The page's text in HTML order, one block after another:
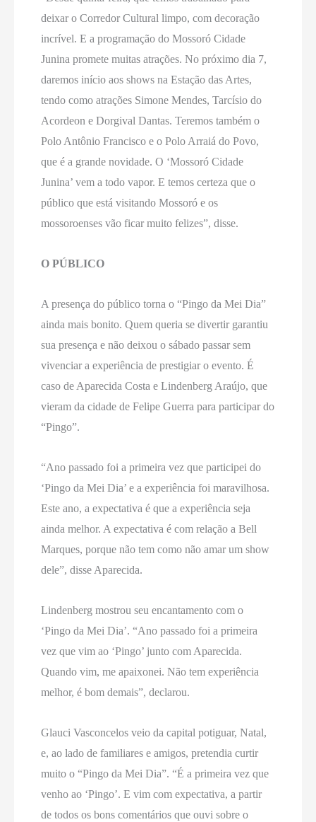
deixar o Corredor Cultural limpo, com decoração
incrível. E a programação do Mossoró Cidade
Junina promete muitas atrações. No próximo dia 7,
daremos início aos shows na Estação das Artes,
tendo como atrações Simone Mendes, Tarcísio do
Acordeon e Dorgival Dantas. Teremos também o
Polo Antônio Francisco e o Polo Arraiá do Povo,
que é a grande novidade. O ‘Mossoró Cidade
Junina’ vem a todo vapor. E temos certeza que o
público que está visitando Mossoró e os
mossoroenses vão ficar muito felizes”, disse.
O PÚBLICO
A presença do público torna o “Pingo da Mei Dia”
ainda mais bonito. Quem queria se divertir garantiu
sua presença e não deixou o sábado passar sem
vivenciar a experiência de prestigiar o evento. É
caso de Aparecida Costa e Lindenberg Araújo, que
vieram da cidade de Felipe Guerra para participar do
“Pingo”.
“Ano passado foi a primeira vez que participei do
‘Pingo da Mei Dia’ e a experiência foi maravilhosa.
Este ano, a expectativa é que a experiência seja
ainda melhor. A expectativa é com relação a Bell
Marques, porque não tem como não amar um show
dele”, disse Aparecida.
Lindenberg mostrou seu encantamento com o
‘Pingo da Mei Dia’. “Ano passado foi a primeira
vez que vim ao ‘Pingo’ junto com Aparecida.
Quando vim, me apaixonei. Não tem experiência
melhor, é bom demais”, declarou.
Glauci Vasconcelos veio da capital potiguar, Natal,
e, ao lado de familiares e amigos, pretendia curtir
muito o “Pingo da Mei Dia”. “É a primeira vez que
venho ao ‘Pingo’. E vim com expectativa, a partir
de todos os bons comentários que ouvi sobre o